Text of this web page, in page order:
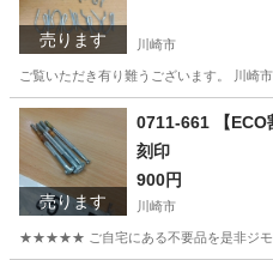
売ります 川崎市
ご覧いただき有り難うございます。 川
神奈川 川崎市 カーテン、ブライ
売ります
0711-661 【ECO
刻印
900円
川崎市
★★★★★ ご自宅にある不要品を是非ジモテ